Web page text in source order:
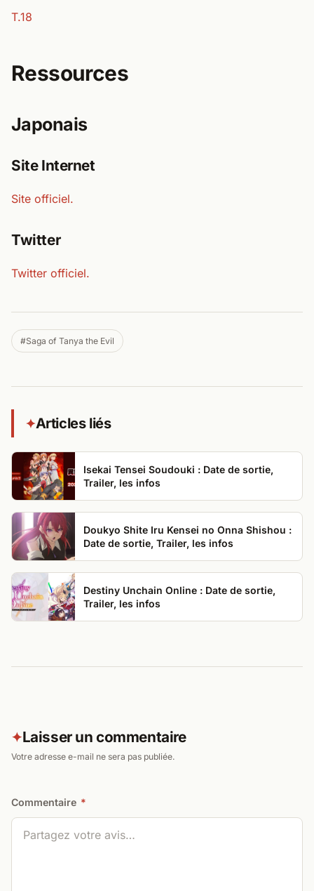
T.18
Ressources
Japonais
Site Internet
Site officiel.
Twitter
Twitter officiel.
#Saga of Tanya the Evil
✦Articles liés
Isekai Tensei Soudouki : Date de sortie,
Trailer, les infos
Doukyo Shite Iru Kensei no Onna Shishou :
Date de sortie, Trailer, les infos
Destiny Unchain Online : Date de sortie,
Trailer, les infos
✦Laisser un commentaire
Votre adresse e-mail ne sera pas publiée.
Commentaire *